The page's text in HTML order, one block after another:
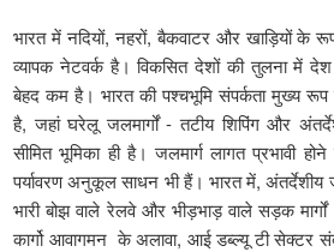
भारत में नदियों, नहरों, बैकवाटर और खाड़ियों के
व्यापक नेटवर्क है। विकसित देशों की तुलना में देश में
बेहद कम है। भारत की पश्चभूमि संपर्कता मुख्य
है, जहां घरेलू जलमार्गों - तटीय शिपिंग और
सीमित भूमिका ही है। जलमार्ग लागत प्रभावी
पर्यावरण अनुकूल साधन भी हैं। भारत में,
भारी बोझ वाले रेलवे और भीड़भाड़ वाले सड़क
कार्गो आवागमन के अलावा, आई डब्ल्यू टी सेक्टर